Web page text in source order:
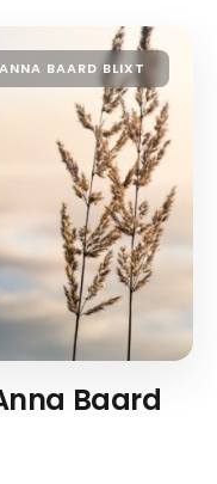
ANNA BAARD BLIXT
Baard